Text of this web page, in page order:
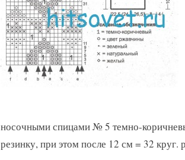
носочными спицами № 5 темно-
резинку, при этом после 12 см = 32